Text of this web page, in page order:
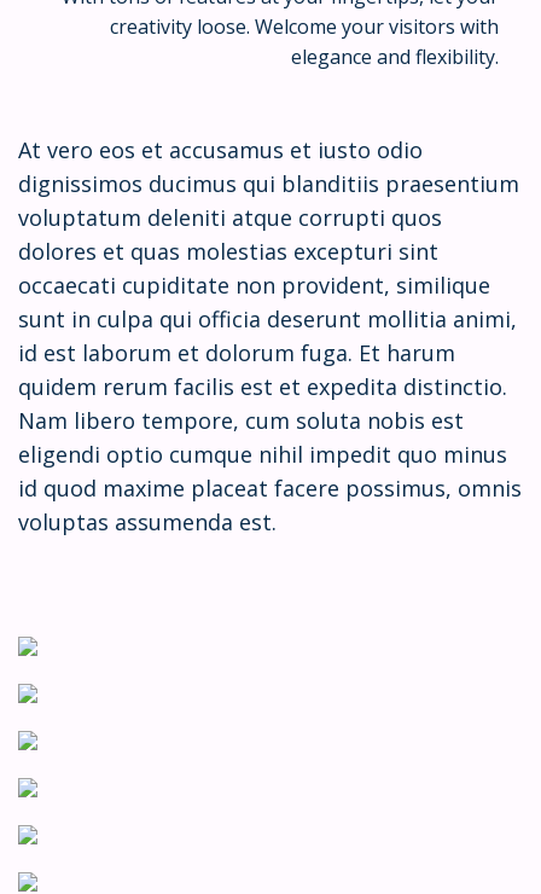
creativity loose. Welcome your visitors with
elegance and flexibility.
At vero eos et accusamus et iusto odio
dignissimos ducimus qui blanditiis praesentium
voluptatum deleniti atque corrupti quos
dolores et quas molestias excepturi sint
occaecati cupiditate non provident, similique
sunt in culpa qui officia deserunt mollitia animi,
id est laborum et dolorum fuga. Et harum
quidem rerum facilis est et expedita distinctio.
Nam libero tempore, cum soluta nobis est
eligendi optio cumque nihil impedit quo minus
id quod maxime placeat facere possimus, omnis
voluptas assumenda est.